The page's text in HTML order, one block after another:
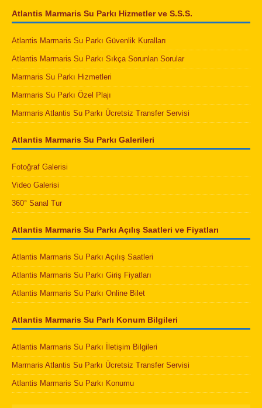
Atlantis Marmaris Su Parkı Hizmetler ve S.S.S.
Atlantis Marmaris Su Parkı Güvenlik Kuralları
Atlantis Marmaris Su Parkı Sıkça Sorunlan Sorular
Marmaris Su Parkı Hizmetleri
Marmaris Su Parkı Özel Plajı
Marmaris Atlantis Su Parkı Ücretsiz Transfer Servisi
Atlantis Marmaris Su Parkı Galerileri
Fotoğraf Galerisi
Video Galerisi
360° Sanal Tur
Atlantis Marmaris Su Parkı Açılış Saatleri ve Fiyatları
Atlantis Marmaris Su Parkı Açılış Saatleri
Atlantis Marmaris Su Parkı Giriş Fiyatları
Atlantis Marmaris Su Parkı Online Bilet
Atlantis Marmaris Su Parlı Konum Bilgileri
Atlantis Marmaris Su Parkı İletişim Bilgileri
Marmaris Atlantis Su Parkı Ücretsiz Transfer Servisi
Atlantis Marmaris Su Parkı Konumu